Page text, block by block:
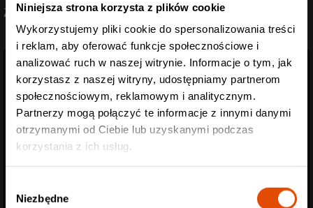
Niniejsza strona korzysta z plików cookie
Wykorzystujemy pliki cookie do spersonalizowania treści
i reklam, aby oferować funkcje społecznościowe i
analizować ruch w naszej witrynie. Informacje o tym, jak
korzystasz z naszej witryny, udostępniamy partnerom
społecznościowym, reklamowym i analitycznym.
Partnerzy mogą połączyć te informacje z innymi danymi
otrzymanymi od Ciebie lub uzyskanymi podczas
korzystania z ich usług.
zgody
Niezbędne
Zobacz aktualizację z ostatnich dni (27.07-07.08.2026)